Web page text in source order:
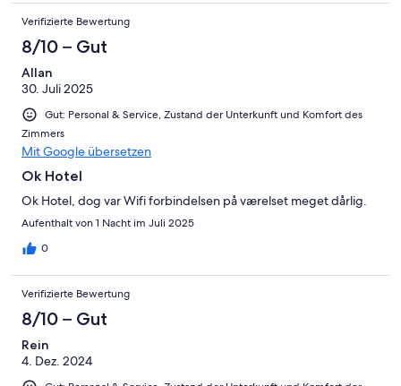
Verifizierte Bewertung
8/10 – Gut
Allan
30. Juli 2025
Gut: Personal & Service, Zustand der Unterkunft und Komfort des
Zimmers
Mit Google übersetzen
Ok Hotel
Ok Hotel, dog var Wifi forbindelsen på værelset meget dårlig.
Aufenthalt von 1 Nacht im Juli 2025
0
Verifizierte Bewertung
8/10 – Gut
Rein
4. Dez. 2024